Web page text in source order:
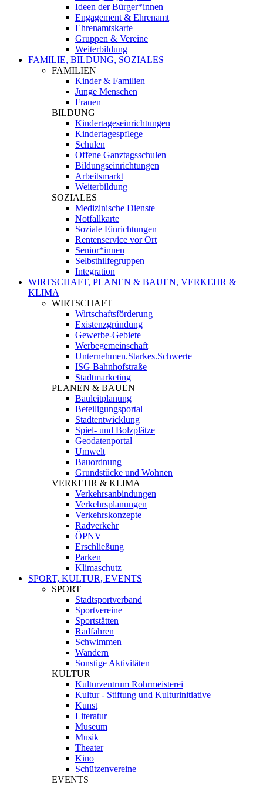
Ideen der Bürger*innen
Engagement & Ehrenamt
Ehrenamtskarte
Gruppen & Vereine
Weiterbildung
FAMILIE, BILDUNG, SOZIALES
FAMILIEN
Kinder & Familien
Junge Menschen
Frauen
BILDUNG
Kindertageseinrichtungen
Kindertagespflege
Schulen
Offene Ganztagsschulen
Bildungseinrichtungen
Arbeitsmarkt
Weiterbildung
SOZIALES
Medizinische Dienste
Notfallkarte
Soziale Einrichtungen
Rentenservice vor Ort
Senior*innen
Selbsthilfegruppen
Integration
WIRTSCHAFT, PLANEN & BAUEN, VERKEHR &
KLIMA
WIRTSCHAFT
Wirtschaftsförderung
Existenzgründung
Gewerbe-Gebiete
Werbegemeinschaft
Unternehmen.Starkes.Schwerte
ISG Bahnhofstraße
Stadtmarketing
PLANEN & BAUEN
Bauleitplanung
Beteiligungsportal
Stadtentwicklung
Spiel- und Bolzplätze
Geodatenportal
Umwelt
Bauordnung
Grundstücke und Wohnen
VERKEHR & KLIMA
Verkehrsanbindungen
Verkehrsplanungen
Verkehrskonzepte
Radverkehr
ÖPNV
Erschließung
Parken
Klimaschutz
SPORT, KULTUR, EVENTS
SPORT
Stadtsportverband
Sportvereine
Sportstätten
Radfahren
Schwimmen
Wandern
Sonstige Aktivitäten
KULTUR
Kulturzentrum Rohrmeisterei
Kultur - Stiftung und Kulturinitiative
Kunst
Literatur
Museum
Musik
Theater
Kino
Schützenvereine
EVENTS